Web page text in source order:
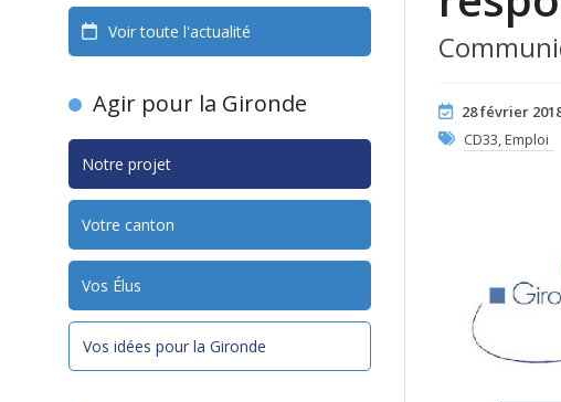
28 février
CD33, Emploi
Voir toute l'actualité
Agir pour la Gironde
Notre projet
Votre canton
Vos Élus
Vos idées pour la Gironde